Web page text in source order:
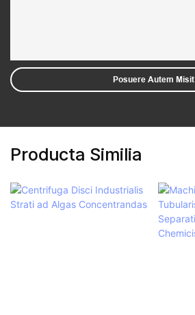
Posuere Autem Misit
Producta Similia